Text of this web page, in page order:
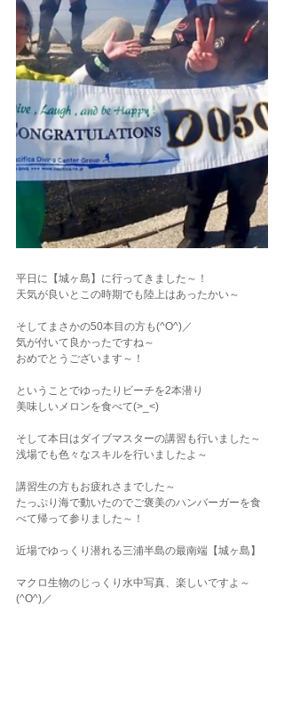
平日に【城ヶ島】に行ってきました～！
天気が良いとこの時期でも陸上はあったかい～
そしてまさかの50本目の方も(^O^)／
気が付いて良かったですね～
おめでとうございます～！
ということでゆったりビーチを2本潜り
美味しいメロンを食べて(>_<)
そして本日はダイブマスターの講習も行いました～
浅場でも色々なスキルを行いましたよ～
講習生の方もお疲れさまでした～
たっぷり海で動いたのでご褒美のハンバーガーを食
べて帰って参りました～！
近場でゆっくり潜れる三浦半島の最南端【城ヶ島】
マクロ生物のじっくり水中写真、楽しいですよ～
(^O^)／